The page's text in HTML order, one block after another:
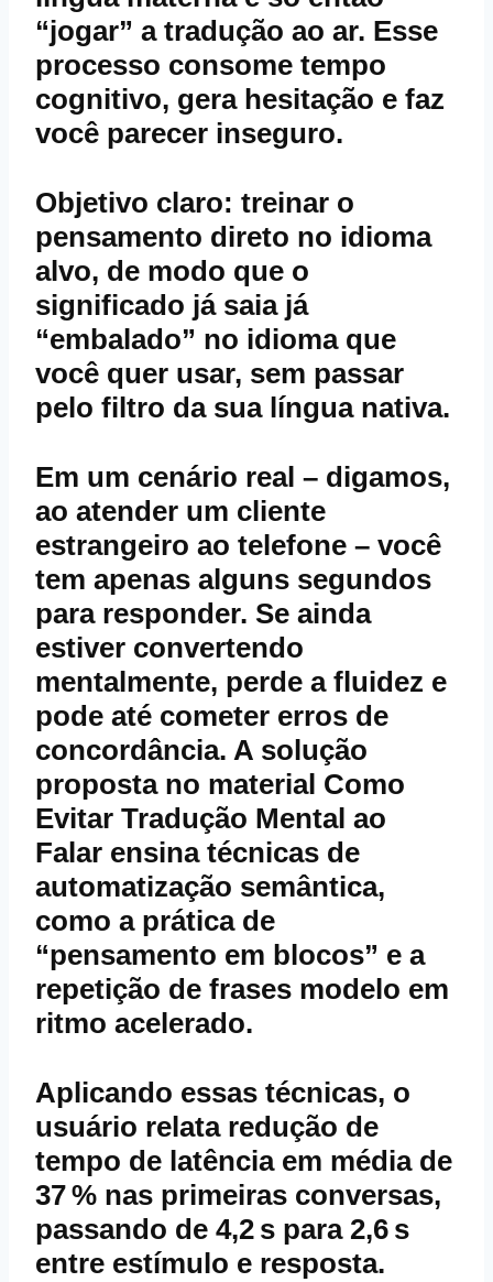
“jogar” a tradução ao ar. Esse
processo consome tempo
cognitivo, gera hesitação e faz
você parecer inseguro.
Objetivo claro: treinar o
pensamento direto no idioma
alvo, de modo que o
significado já saia já
“embalado” no idioma que
você quer usar, sem passar
pelo filtro da sua língua nativa.
Em um cenário real – digamos,
ao atender um cliente
estrangeiro ao telefone – você
tem apenas alguns segundos
para responder. Se ainda
estiver convertendo
mentalmente, perde a fluidez e
pode até cometer erros de
concordância. A solução
proposta no material Como
Evitar Tradução Mental ao
Falar ensina técnicas de
automatização semântica,
como a prática de
“pensamento em blocos” e a
repetição de frases modelo em
ritmo acelerado.
Aplicando essas técnicas, o
usuário relata redução de
tempo de latência em média de
37 % nas primeiras conversas,
passando de 4,2 s para 2,6 s
entre estímulo e resposta.